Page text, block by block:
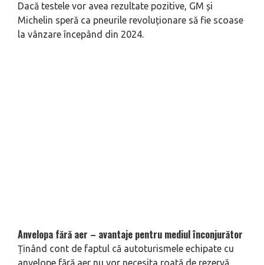
Dacă testele vor avea rezultate pozitive, GM și
Michelin speră ca pneurile revoluționare să fie scoase
la vânzare începând din 2024.
Anvelopa fără aer – avantaje pentru mediul înconjurător
Ținând cont de faptul că autoturismele echipate cu